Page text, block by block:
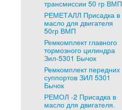
трансмиссии 50 гр ВМП
РЕМЕТАЛЛ Присадка в
масло для двигателя
50гр ВМП
Ремкомплект главного
тормозного цилиндра
Зил-5301 Бычок
Ремкомплект передних
суппортов ЗИЛ 5301
Бычок
РЕМОЛ -2 Присадка в
масло для двигателя.